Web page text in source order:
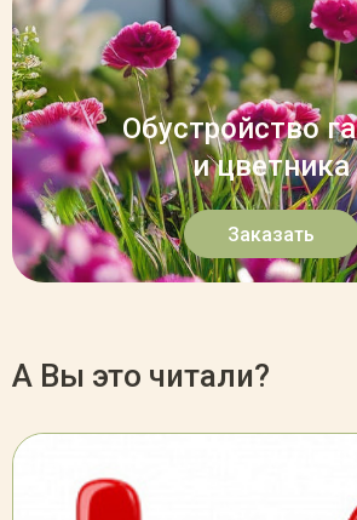
Обустройство
и цветника
Заказать
А Вы это читали?